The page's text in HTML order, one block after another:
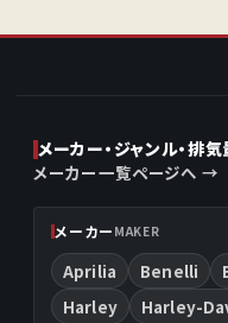
メーカー・ジャンル・排
メーカー一覧ページへ →
メーカー MAKER
Aprilia Benelli
Harley
Harley-